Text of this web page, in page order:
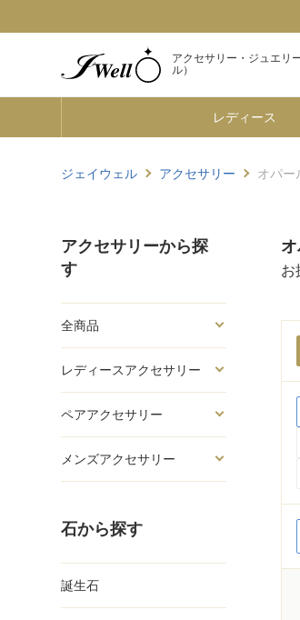
アクセサリー・ジュエリ
ル）
レディース
ジェイウェル アクセサリー オパー
アクセサリーから探
す
全商品
レディースアクセサリー
ペアアクセサリー
メンズアクセサリー
石から探す
誕生石
お